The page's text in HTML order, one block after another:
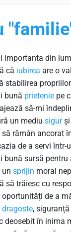
importanta din
că iubirea are o
stabilirea
bună prietenie pe
să-mi
un mediu sigurși
rămân ancorat
de a servi într-
bună sursă
sprijin moral
să trăiesc cu
de a
dragoste,
deosebit în inima